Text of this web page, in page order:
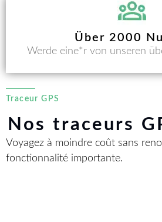
Über 2000
Werde eine*r von unseren
Traceur GPS
Nos traceurs
Voyagez à moindre coût sans
fonctionnalité importante.